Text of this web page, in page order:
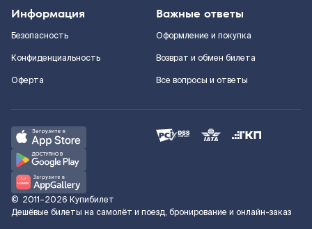
Информация
Безопасность
Конфиденциальность
Оферта
Важные ответы
Оформление и покупка
Возврат и обмен билета
Все вопросы и ответы
© 2011–2026 Купибилет
Дешёвые билеты на самолёт и поезд, бронирование и онлайн-заказ